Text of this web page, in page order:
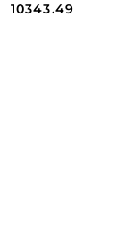
Cena:
Cena:
10343.49